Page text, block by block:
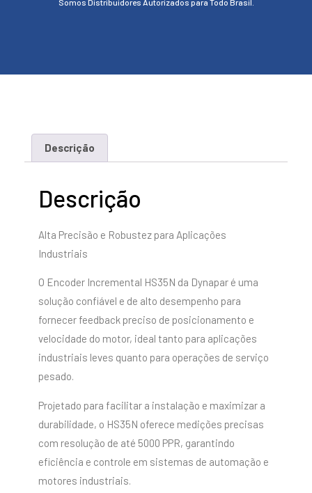
Somos Distribuidores Autorizados para Todo Brasil.
Descrição
Descrição
Alta Precisão e Robustez para Aplicações
Industriais
O Encoder Incremental HS35N da Dynapar é uma
solução confiável e de alto desempenho para
fornecer feedback preciso de posicionamento e
velocidade do motor, ideal tanto para aplicações
industriais leves quanto para operações de serviço
pesado.
Projetado para facilitar a instalação e maximizar a
durabilidade, o HS35N oferece medições precisas
com resolução de até 5000 PPR, garantindo
eficiência e controle em sistemas de automação e
motores industriais.